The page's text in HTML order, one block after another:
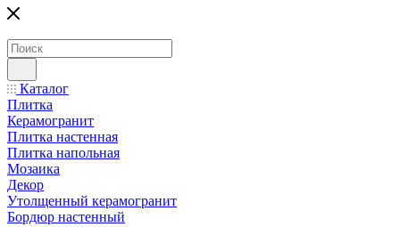
Каталог
Плитка
Керамогранит
Плитка настенная
Плитка напольная
Мозаика
Декор
Утолщенный керамогранит
Бордюр настенный